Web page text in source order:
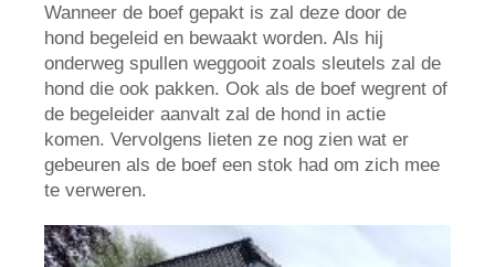
Wanneer de boef gepakt is zal deze door de
hond begeleid en bewaakt worden. Als hij
onderweg spullen weggooit zoals sleutels zal de
hond die ook pakken. Ook als de boef wegrent of
de begeleider aanvalt zal de hond in actie
komen. Vervolgens lieten ze nog zien wat er
gebeuren als de boef een stok had om zich mee
te verweren.